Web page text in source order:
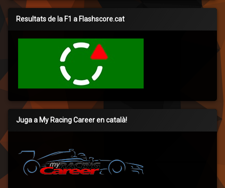
Resultats de la F1 a Flashscore.cat
Juga a My Racing Career en català!